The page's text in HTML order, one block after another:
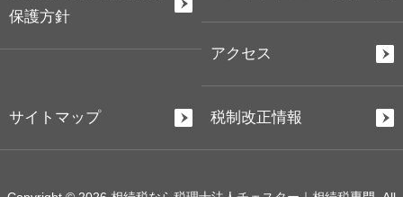
保護方針
アクセス
サイトマップ 税制改正情報